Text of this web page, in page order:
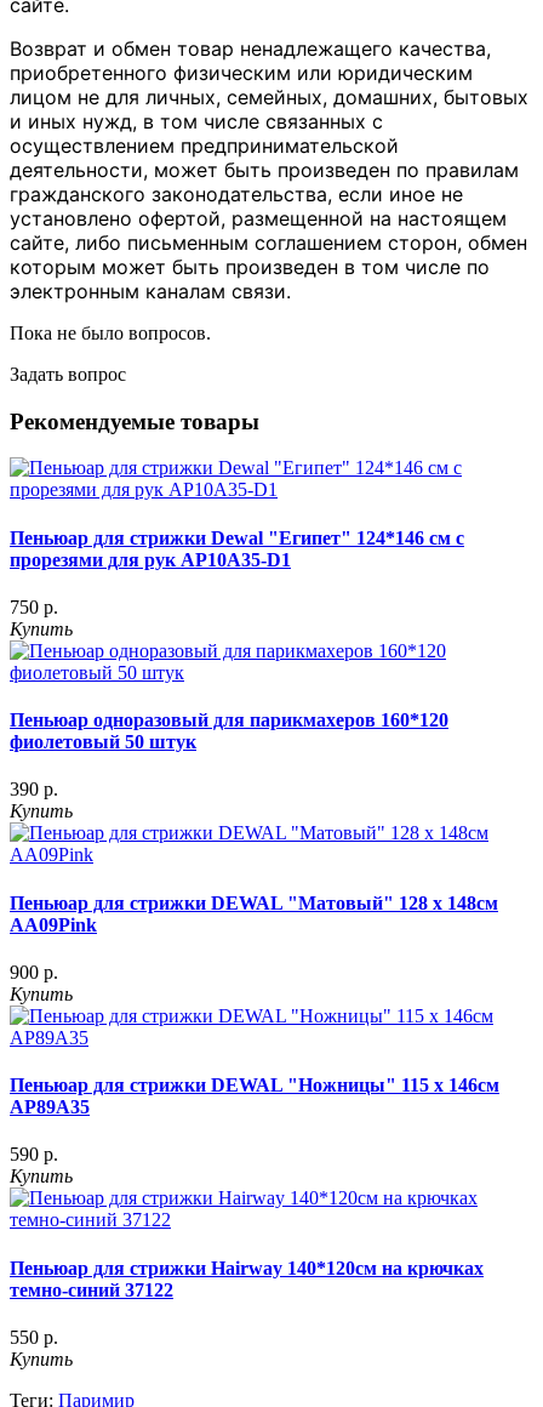
Возврат и обмен товар ненадлежащего качества,
приобретенного физическим или юридическим
лицом не для личных, семейных, домашних, бытовых
и иных нужд, в том числе связанных с
осуществлением предпринимательской
деятельности, может быть произведен по правилам
гражданского законодательства, если иное не
установлено офертой, размещенной на настоящем
сайте, либо письменным соглашением сторон, обмен
которым может быть произведен в том числе по
электронным каналам связи.
Пока не было вопросов.
Задать вопрос
Рекомендуемые товары
Пеньюар для стрижки Dewal "Египет" 124*146 см с
прорезями для рук AP10A35-D1
750 р.
Купить
Пеньюар одноразовый для парикмахеров 160*120
фиолетовый 50 штук
390 р.
Купить
Пеньюар для стрижки DEWAL "Матовый" 128 х 148см
AA09Pink
900 р.
Купить
Пеньюар для стрижки DEWAL "Ножницы" 115 х 146см
AP89A35
590 р.
Купить
Пеньюар для стрижки Hairway 140*120см на крючках
темно-синий 37122
550 р.
Купить
Теги: Паримир